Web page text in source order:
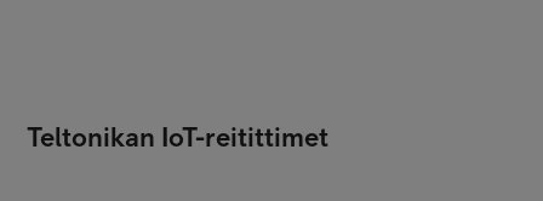
Teltonikan IoT-reitittimet